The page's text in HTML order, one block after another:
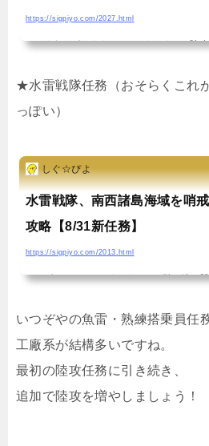
に困ったぞ…折角なので、今回は自分でトリ
https://sigpiyo.com/2027.html
おはようございます、しぐぴよですー★陸
人達へお詫びを。昨日これを終わらせて記
句5時前に一旦目を覚ましてちゃっかり任務
わらせないと陸攻を1個分損してしまうとい
ら任務内容をまとめていきたいと思います…
ータリー（季節任務）！トリガーは？この任
★水雷戦隊任務（おそらくこれ
っぽい）
しぐ☆ぴよ
水雷戦隊、南西諸島海域を哨
攻略【8/31新任務】
https://sigpiyo.com/2013.html
こんばんは、しぐぴよですーでは引き続き
戦隊、南西諸島海域を哨戒せよ！」。とり
順番に探って、そのまま攻略に移りたいと
島海域を哨戒せよ！トリガーは？とりあえ
に片付けます。・工廠系改修までやったけ
いつぞやの魚雷・熟練搭乗員任
工廠系が結構多いですね。
最初の陸攻任務に引き続き、
追加で陸攻を増やしましょう！